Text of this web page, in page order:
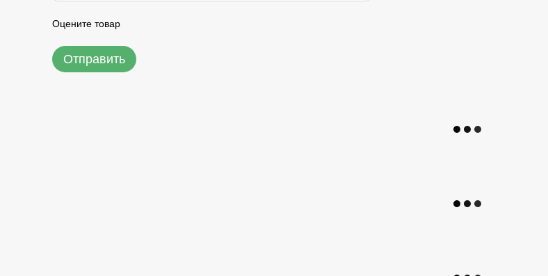
Оцените товар
Отправить